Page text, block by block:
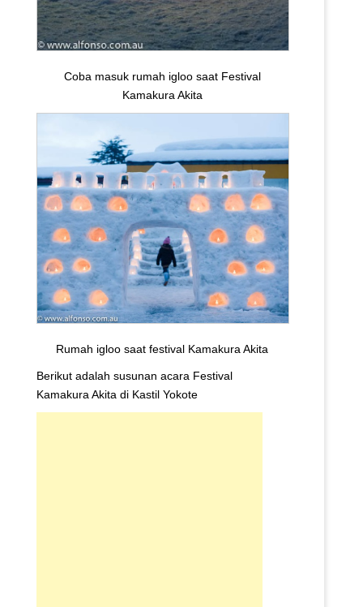
Coba masuk rumah igloo saat Festival
Kamakura Akita
Rumah igloo saat festival Kamakura Akita
Berikut adalah susunan acara Festival
Kamakura Akita di Kastil Yokote